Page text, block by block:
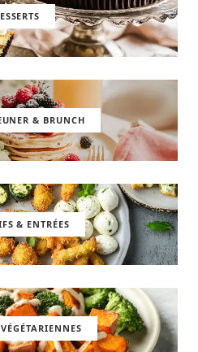
& BRUNCH
& ENTRÉES